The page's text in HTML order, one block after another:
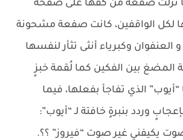
نزلت صفعة من كفها على صفحة
لكل الواقفين، كانت صفعة مشحونة
وكبرياء أنثى تثأر لنفسها
بين الفكين كما لُقمة خبزٍ
“أيوب” الذي تفاجأ بفعلها، فيما
وردد بنبرةٍ خافتة لـ “أيوب”:
يكيفني غير صوت “فيروز” ؟؟.